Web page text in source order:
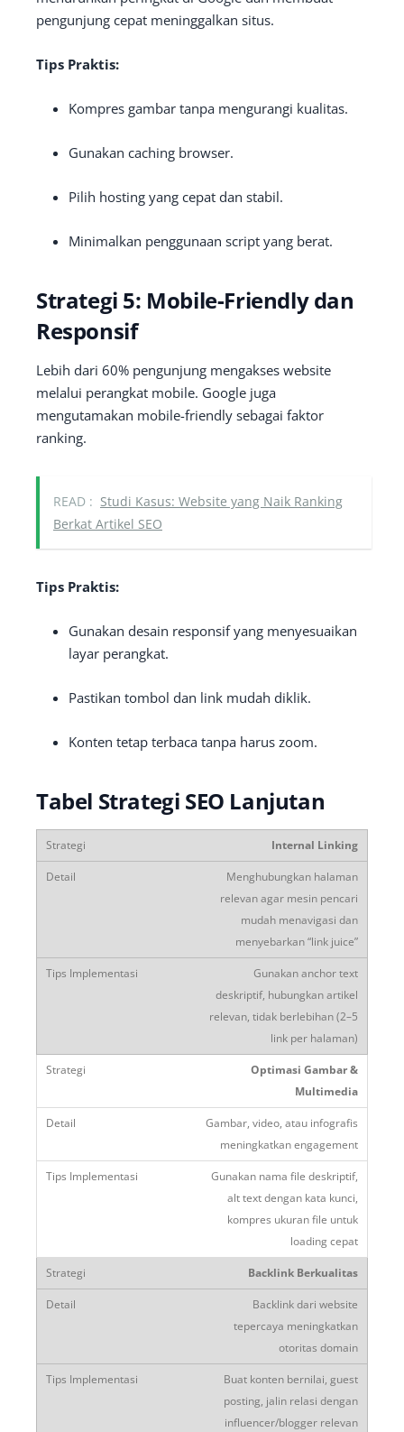
pengunjung cepat meninggalkan situs.
Tips Praktis:
Kompres gambar tanpa mengurangi kualitas.
Gunakan caching browser.
Pilih hosting yang cepat dan stabil.
Minimalkan penggunaan script yang berat.
Strategi 5: Mobile-Friendly dan
Responsif
Lebih dari 60% pengunjung mengakses website
melalui perangkat mobile. Google juga
mengutamakan mobile-friendly sebagai faktor
ranking.
READ : Studi Kasus: Website yang Naik Ranking
Berkat Artikel SEO
Tips Praktis:
Gunakan desain responsif yang menyesuaikan
layar perangkat.
Pastikan tombol dan link mudah diklik.
Konten tetap terbaca tanpa harus zoom.
Tabel Strategi SEO Lanjutan
Internal Linking
Menghubungkan halaman
relevan agar mesin pencari
mudah menavigasi dan
menyebarkan “link juice”
Gunakan anchor text
deskriptif, hubungkan artikel
relevan, tidak berlebihan (2–5
link per halaman)
Optimasi Gambar &
Multimedia
Gambar, video, atau infografis
meningkatkan engagement
Gunakan nama file deskriptif,
alt text dengan kata kunci,
kompres ukuran file untuk
loading cepat
Backlink Berkualitas
Backlink dari website
tepercaya meningkatkan
otoritas domain
Buat konten bernilai, guest
posting, jalin relasi dengan
influencer/blogger relevan